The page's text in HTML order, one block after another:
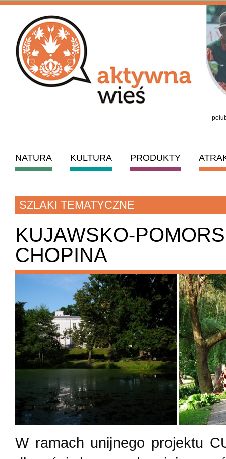
NATURA KULTURA PRODUKTY
SZLAKI TEMATYCZNE
KUJAWSKO-
CHOPINA
W ramach unijnego projektu